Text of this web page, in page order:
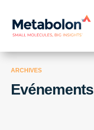
ARCHIVES
Evénements